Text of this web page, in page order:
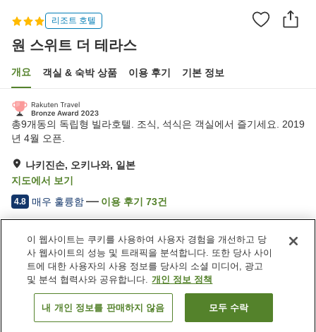
리조트 호텔
원 스위트 더 테라스
개요 객실 & 숙박 상품 이용 후기 기본 정보
총9개동의 독립형 빌라호텔. 조식, 석식은 객실에서 즐기세요. 2019
년 4월 오픈.
나키진손, 오키나와, 일본
지도에서 보기
4.8 매우 훌륭함 이용 후기 73건
숙소 편의 시설/서비스
주차장
수영장
자동판매기
공용 부엌
일본 오키나와 나키진손 원 스위트 더 테라스
객실 보기
이 웹사이트는 쿠키를 사용하여 사용자 경험을 개선하고 당
사 웹사이트의 성능 및 트래픽을 분석합니다. 또한 당사 사이
트에 대한 사용자의 사용 정보를 당사의 소셜 미디어, 광고
및 분석 협력사와 공유합니다. 개인 정보 정책
내 개인 정보를 판매하지 않음 모두 수락